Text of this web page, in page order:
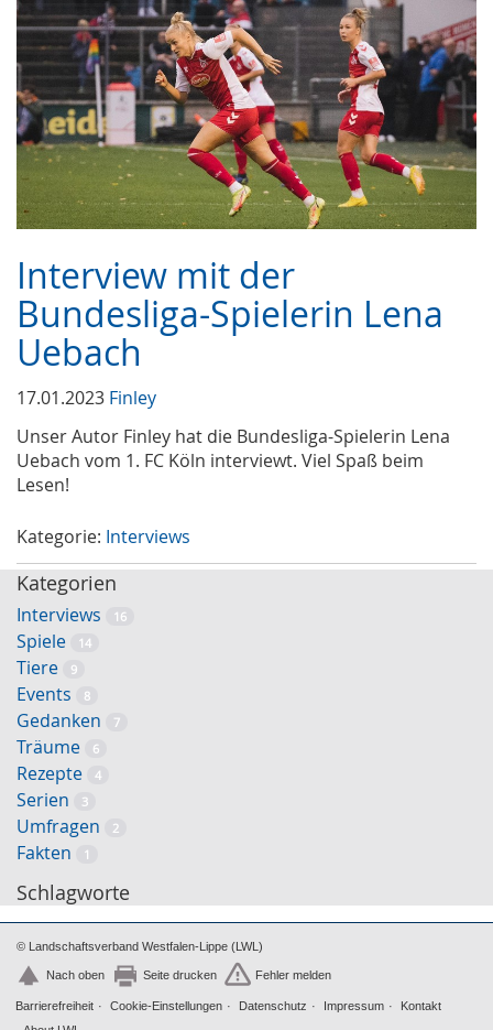
Interview mit der
Bundesliga-Spielerin Lena
Uebach
17.01.2023 Finley
Unser Autor Finley hat die Bundesliga-Spielerin Lena
Uebach vom 1. FC Köln interviewt. Viel Spaß beim
Lesen!
Kategorie: Interviews
Kategorien
Interviews 16
Spiele 14
Tiere 9
Events 8
Gedanken 7
Träume 6
Rezepte 4
Serien 3
Umfragen 2
Fakten 1
Schlagworte
© Landschaftsverband Westfalen-Lippe (LWL)
Nach oben Seite drucken Fehler melden
Barrierefreiheit Cookie-Einstellungen Datenschutz Impressum
Kontakt